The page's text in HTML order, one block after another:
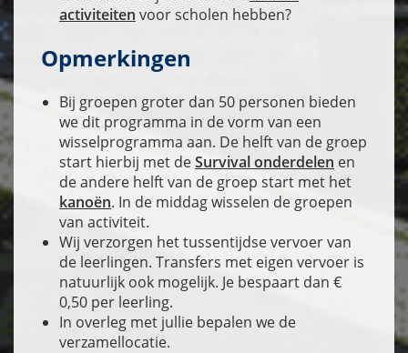
activiteiten voor scholen hebben?
Opmerkingen
Bij groepen groter dan 50 personen bieden
we dit programma in de vorm van een
wisselprogramma aan. De helft van de groep
start hierbij met deSurvival onderdelen en
de andere helft van de groep start met het
kanoën. In de middag wisselen de groepen
van activiteit.
Wij verzorgen het tussentijdse vervoer van
de leerlingen. Transfers met eigen vervoer is
natuurlijk ook mogelijk. Je bespaart dan €
0,50 per leerling.
In overleg met jullie bepalen we de
verzamellocatie.